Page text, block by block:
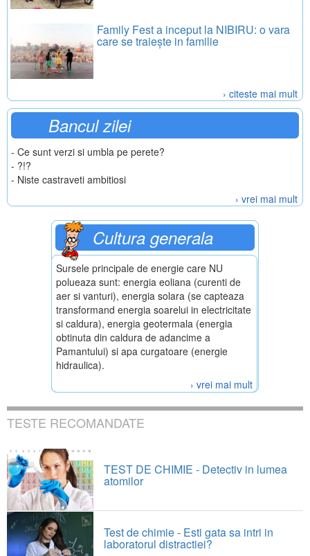
Family Fest a inceput la NIBIRU: o vara
care se traiește in familie
› citeste mai mult
Bancul zilei
- Ce sunt verzi si umbla pe perete?
- ?!?
- Niste castraveti ambitiosi
› vrei mai mult
Cultura generala
Sursele principale de energie care NU
polueaza sunt: energia eoliana (curenti de
aer si vanturi), energia solara (se capteaza
transformand energia soarelui in electricitate
si caldura), energia geotermala (energia
obtinuta din caldura de adancime a
Pamantului) si apa curgatoare (energie
hidraulica).
› vrei mai mult
TESTE RECOMANDATE
TEST DE CHIMIE - Detectiv in lumea
atomilor
Test de chimie - Esti gata sa intri in
laboratorul distractiei?